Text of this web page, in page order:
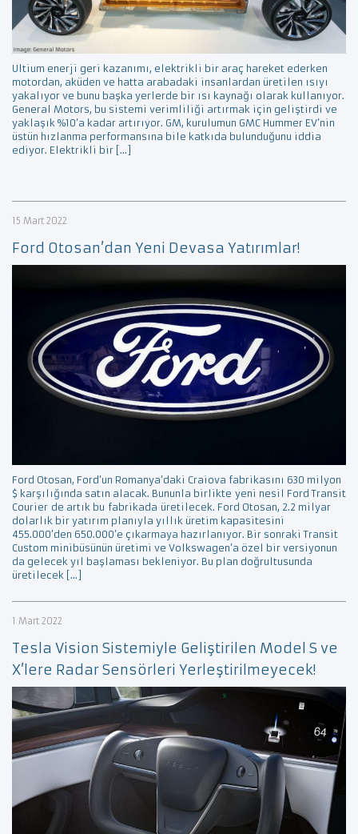
Ultium enerji geri kazanımı, elektrikli bir araç hareket ederken
motordan, aküden ve hatta arabadaki insanlardan üretilen ısıyı
yakalıyor ve bunu başka yerlerde bir ısı kaynağı olarak kullanıyor.
General Motors, bu sistemi verimliliği artırmak için geliştirdi ve
yaklaşık %10’a kadar artırıyor. GM, kurulumun GMC Hummer EV’nin
üstün hızlanma performansına bile katkıda bulunduğunu iddia
ediyor. Elektrikli bir […]
15 Mart 2022
Ford Otosan’dan Yeni Devasa Yatırımlar!
Ford Otosan, Ford’un Romanya’daki Craiova fabrikasını 630 milyon
$ karşılığında satın alacak. Bununla birlikte yeni nesil Ford Transit
Courier de artık bu fabrikada üretilecek. Ford Otosan, 2.2 milyar
dolarlık bir yatırım planıyla yıllık üretim kapasitesini
455.000’den 650.000’e çıkarmaya hazırlanıyor. Bir sonraki Transit
Custom minibüsünün üretimi ve Volkswagen’a özel bir versiyonun
da gelecek yıl başlaması bekleniyor. Bu plan doğrultusunda
üretilecek […]
1 Mart 2022
Tesla Vision Sistemiyle Geliştirilen Model S ve
X’lere Radar Sensörleri Yerleştirilmeyecek!